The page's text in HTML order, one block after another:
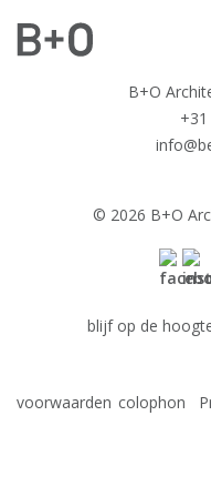
B+O
© 2026 B+O
blijf op de
voorwaarden colophon